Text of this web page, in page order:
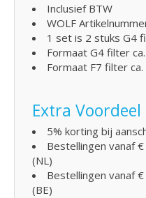
Inclusief BTW
WOLF
1 set is 2 stuks G4
Formaat G4 filter
Formaat F7 filter
Extra Voordeel
5% korting bij
Bestellingen vanaf
(NL)
Bestellingen vanaf
(BE)